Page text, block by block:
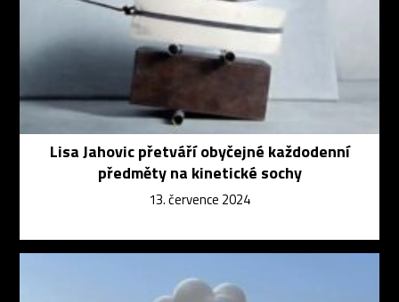
Lisa Jahovic přetváří obyčejné každodenní
předměty na kinetické sochy
13. července 2024